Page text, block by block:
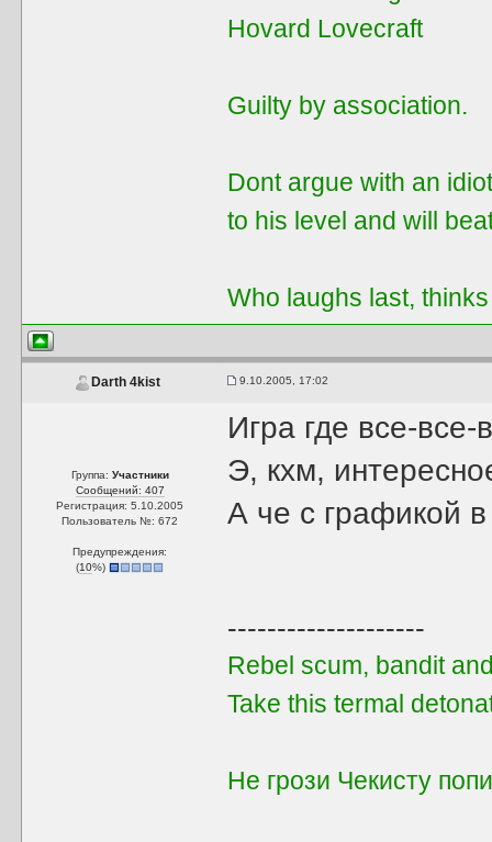
Hovard Lovecraft
Guilty by assoсiation.
Dont argue with an
to his level and will
Who laughs last,
Darth 4kist 9.10.2005, 17:02
Группа: Участники
Сообщений: 407
Регистрация: 5.10.2005
Пользователь №: 672
Предупреждения:
(10%)
Игра где все-
Э, кхм,
А че с графикой
--------------------
Rebel scum, bandit
Take this termal
Не грози Чекисту